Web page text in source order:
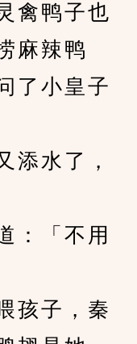
鸭子也
麻辣鸭
了小皇子
水了，
「不用
子，秦